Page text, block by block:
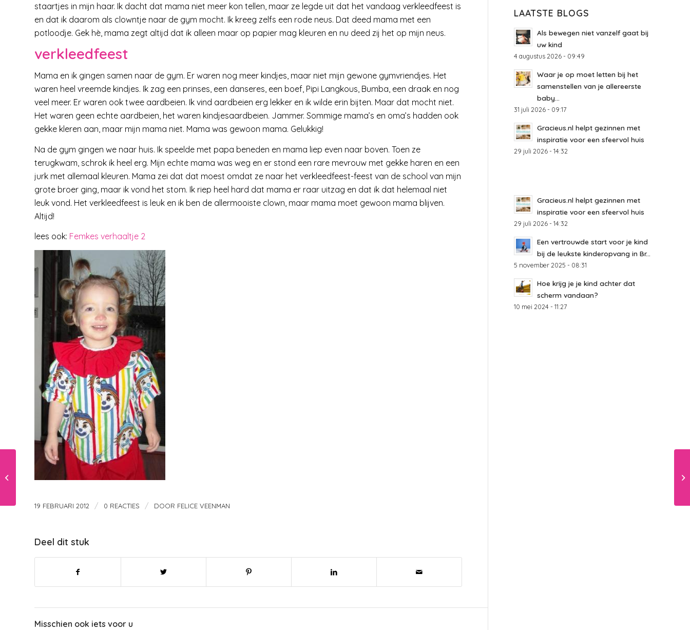
staartjes in mijn haar. Ik dacht dat mama niet meer kon tellen, maar ze legde uit dat het vandaag verkleedfeest is
en dat ik daarom als clowntje naar de gym mocht. Ik kreeg zelfs een rode neus. Dat deed mama met een
potloodje. Gek hè, mama zegt altijd dat ik alleen maar op papier mag kleuren en nu deed zij het op mijn neus.
verkleedfeest
Mama en ik gingen samen naar de gym. Er waren nog meer kindjes, maar niet mijn gewone gymvriendjes. Het
waren heel vreemde kindjes. Ik zag een prinses, een danseres, een boef, Pipi Langkous, Bumba, een draak en nog
veel meer. Er waren ook twee aardbeien. Ik vind aardbeien erg lekker en ik wilde erin bijten. Maar dat mocht niet.
Het waren geen echte aardbeien, het waren kindjesaardbeien. Jammer. Sommige mama’s en oma’s hadden ook
gekke kleren aan, maar mijn mama niet. Mama was gewoon mama. Gelukkig!
Na de gym gingen we naar huis. Ik speelde met papa beneden en mama liep even naar boven. Toen ze
terugkwam, schrok ik heel erg. Mijn echte mama was weg en er stond een rare mevrouw met gekke haren en een
jurk met allemaal kleuren. Mama zei dat dat moest omdat ze naar het verkleedfeest-feest van de school van mijn
grote broer ging, maar ik vond het stom. Ik riep heel hard dat mama er raar uitzag en dat ik dat helemaal niet
leuk vond. Het verkleedfeest is leuk en ik ben de allermooiste clown, maar mama moet gewoon mama blijven.
Altijd!
lees ook: Femkes verhaaltje 2
19 FEBRUARI 2012 / 0 REACTIES / DOOR FELICE VEENMAN
Deel dit stuk
Misschien ook iets voor u
LAATSTE BLOGS
Als bewegen niet vanzelf gaat bij
uw kind
4 augustus 2026 - 09:49
Waar je op moet letten bij het
samenstellen van je allereerste
baby...
31 juli 2026 - 09:17
Gracieus.nl helpt gezinnen met
inspiratie voor een sfeervol huis
29 juli 2026 - 14:32
Gracieus.nl helpt gezinnen met
inspiratie voor een sfeervol huis
29 juli 2026 - 14:32
Een vertrouwde start voor je kind
bij de leukste kinderopvang in Br...
5 november 2025 - 08:31
Hoe krijg je je kind achter dat
scherm vandaan?
10 mei 2024 - 11:27